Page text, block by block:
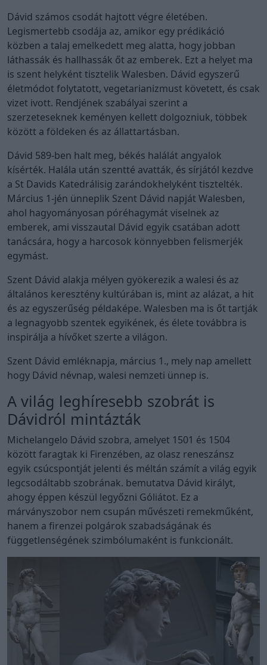
Dávid számos csodát hajtott végre életében.
Legismertebb csodája az, amikor egy prédikáció
közben a talaj emelkedett meg alatta, hogy jobban
láthassák és hallhassák őt az emberek. Ezt a helyet ma
is szent helyként tisztelik Walesben. Dávid egyszerű
életmódot folytatott, vegetarianizmust követett, és csak
vizet ivott. Rendjének szabályai szerint a
szerzeteseknek keményen kellett dolgozniuk, többek
között a földeken és az állattartásban.
Dávid 589-ben halt meg, békés halálát angyalok
kísérték. Halála után szentté avatták, és sírjától kezdve
a St Davids Katedrálisig zarándokhelyként tisztelték.
Március 1-jén ünneplik Szent Dávid napját Walesben,
ahol hagyományosan póréhagymát viselnek az
emberek, ami visszautal Dávid egyik csatában adott
tanácsára, hogy a harcosok könnyebben felismerjék
egymást.
Szent Dávid alakja mélyen gyökerezik a walesi és az
általános keresztény kultúrában is, mint az alázat, a hit
és az egyszerűség példaképe. Walesben ma is őt tartják
a legnagyobb szentek egyikének, és élete továbbra is
inspirálja a hívőket szerte a világon.
Szent Dávid emléknapja, március 1., mely nap amellett
hogy Dávid névnap, walesi nemzeti ünnep is.
A világ leghíresebb szobrát is
Dávidról mintázták
Michelangelo Dávid szobra, amelyet 1501 és 1504
között faragtak ki Firenzében, az olasz reneszánsz
egyik csúcspontját jelenti és méltán számít a világ egyik
legcsodáltabb szobrának. bemutatva Dávid királyt,
ahogy éppen készül legyőzni Góliátot. Ez a
márványszobor nem csupán művészeti remekműként,
hanem a firenzei polgárok szabadságának és
függetlenségének szimbólumaként is funkcionált.